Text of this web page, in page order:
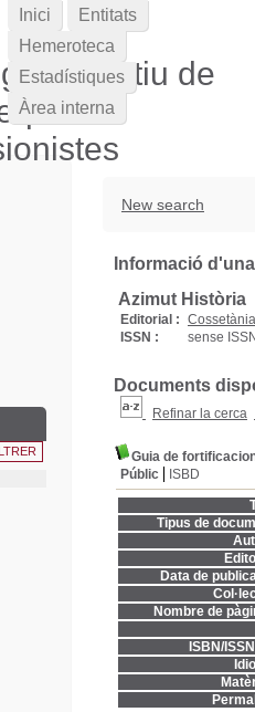
Col·lectiu de
New search
Informació
Azimut Història
Editorial : Cossetània
ISSN :
sense
Documents
Refinar la cerca
Guia de
Públic
ISBD
Tipus de
Data de
Nombre de
ISBN/
Inici
Entitats
Hemeroteca
Estadístiques
Àrea interna